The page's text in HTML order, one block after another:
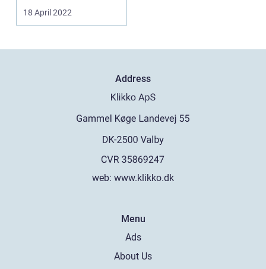
hjemmeside, eller står
du for a...
18 April 2022
Address
web: www.klikko.dk
Menu
Ads
About Us